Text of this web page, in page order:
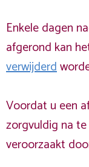
Enkele dagen
afgerond kan
verwijderd
Voordat u een
zorgvuldig na
veroorzaakt